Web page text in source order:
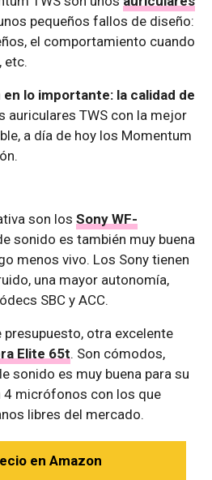
pequeños fallos de diseño:
el comportamiento cuando
etc.
lo importante: la calidad de
auriculares TWS con la mejor
a día de hoy los Momentum
son los Sony WF-
sonido es también muy buena
menos vivo. Los Sony tienen
una mayor autonomía,
SBC y ACC.
presupuesto, otra excelente
Elite 65t. Son cómodos,
sonido es muy buena para su
4 micrófonos con los que
libres del mercado.
en Amazon